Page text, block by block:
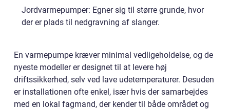
Jordvarmepumper: Egner sig til større grunde, hvor
der er plads til nedgravning af slanger.
En varmepumpe kræver minimal vedligeholdelse, og de
nyeste modeller er designet til at levere høj
driftssikkerhed, selv ved lave udetemperaturer. Desuden
er installationen ofte enkel, især hvis der samarbejdes
med en lokal fagmand, der kender til både området og